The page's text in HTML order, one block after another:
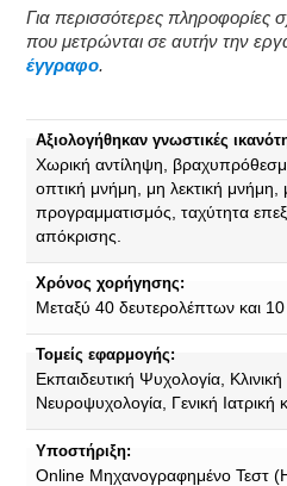
Για περισσότερες πληροφορίες
που μετρώνται σε αυτήν την
έγγραφο.
Αξιολογήθηκαν γνωστικές
Χωρική αντίληψη,
οπτική μνήμη, μη λεκτική μνήμη,
προγραμματισμός, ταχύτητα
απόκρισης.
Χρόνος χορήγησης:
Μεταξύ 40 δευτερολέπτων και
Τομείς εφαρμογής:
Εκπαιδευτική Ψυχολογία,
Νευροψυχολογία, Γενική Ιατρική
Υποστήριξη:
Online Μηχανογραφημένο Τεστ